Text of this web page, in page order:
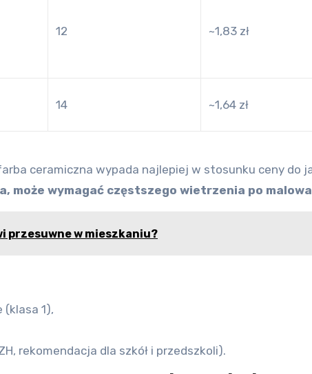
12 ~1,83 zł
14 ~1,64 zł
ceramiczna wypada najlepiej w stosunku ceny do
może wymagać częstszego wietrzenia po
przesuwne w mieszkaniu?
1),
rekomendacja dla szkół i przedszkoli).